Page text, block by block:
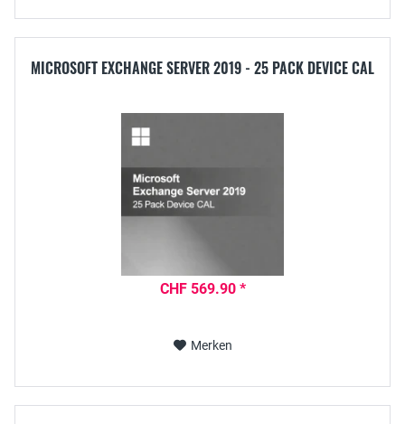
MICROSOFT EXCHANGE SERVER 2019 - 25 PACK DEVICE CAL
CHF 569.90 *
Merken